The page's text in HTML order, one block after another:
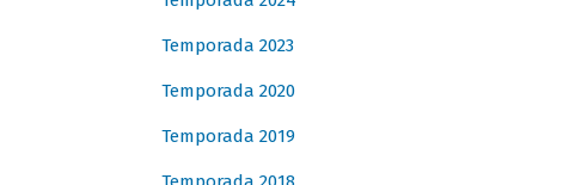
Temporada 2023
Temporada 2020
Temporada 2019